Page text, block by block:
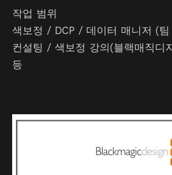
작업 범위
색보정 / DCP / 데이터 매니저 (
컨설팅 / 색보정 강의(블랙매직디
등